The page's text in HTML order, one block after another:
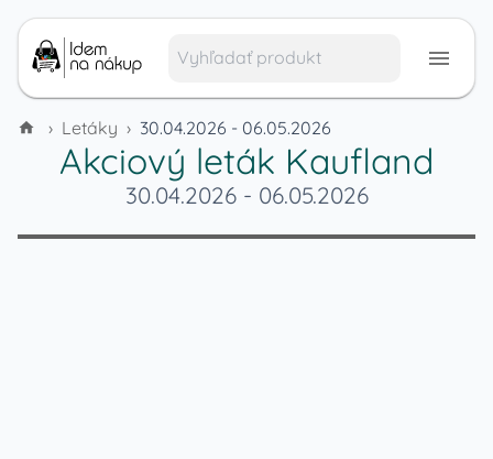
› Letáky › 30.04.2026 - 06.05.2026
Akciový leták Kaufland
30.04.2026- 06.05.2026